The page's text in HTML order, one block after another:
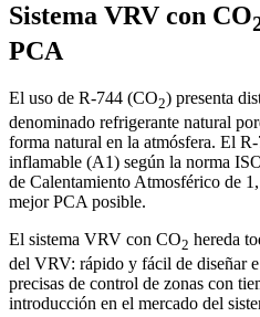
Sistema VRV con CO
PCA
El uso de R-744 (CO2) presenta
denominado refrigerante natural
forma natural en la atmósfera. El
inflamable (A1) según la norma
de Calentamiento Atmosférico de
mejor PCA posible.
El sistema VRV con CO2 hereda
del VRV: rápido y fácil de diseñar
precisas de control de zonas con
introducción en el mercado del